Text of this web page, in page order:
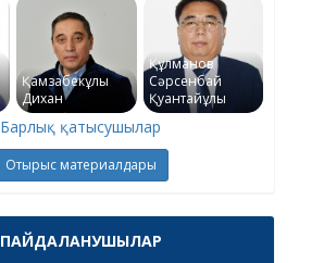
Қамзабекұлы
Дихан
Құлманов
Сәрсенбай
Қуантайұлы
Барлық қатысушылар
Отырыс материалдары
ПАЙДАЛАНУШЫЛАР